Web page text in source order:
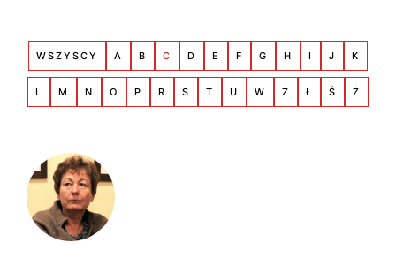
w
a
t
e
s
k
i
WSZYSCY A B C D E F G H I J K
L M N O P R S T U W Z Ł Ś Ż